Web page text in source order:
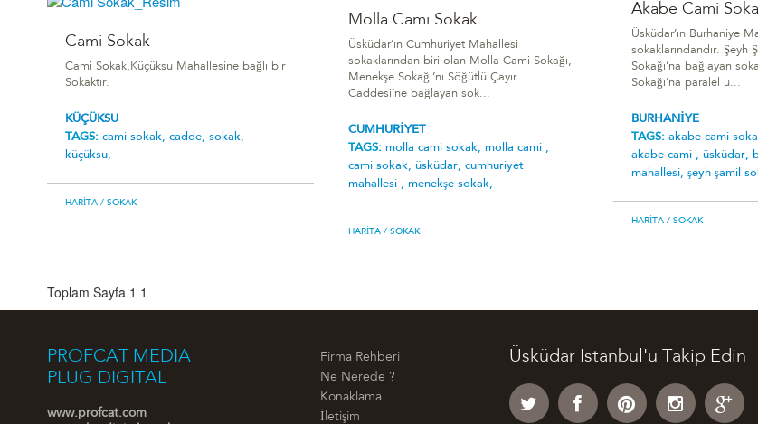
Akabe Cami
Üsküdar’ın Burhaniye
sokaklarındandır. Şeyh
Sokağı’na bağlayan
Sokağı’na paralel u...
BURHANİYE
TAGS: akabe cami
akabe cami , üsküdar,
mahallesi, şeyh şamil
HARITA / SOKAK
Molla Cami Sokak
Üsküdar’ın Cumhuriyet Mahallesi
sokaklarından biri olan Molla Cami Sokağı,
Menekşe Sokağı’nı Söğütlü Çayır
Caddesi’ne bağlayan sok...
CUMHURİYET
TAGS: molla cami sokak, molla cami ,
cami sokak, üsküdar, cumhuriyet
mahallesi , menekşe sokak,
HARITA / SOKAK
Cami Sokak
Cami Sokak,Küçüksu Mahallesine bağlı bir
Sokaktır.
KÜÇÜKSU
TAGS: cami sokak, cadde, sokak,
küçüksu,
HARITA / SOKAK
Toplam Sayfa 1 1
PROFCAT MEDIA
PLUG DIGITAL
www.profcat.com
Firma Rehberi
Ne Nerede ?
Konaklama
İletişim
Üsküdar Istanbul'u Takip Edin